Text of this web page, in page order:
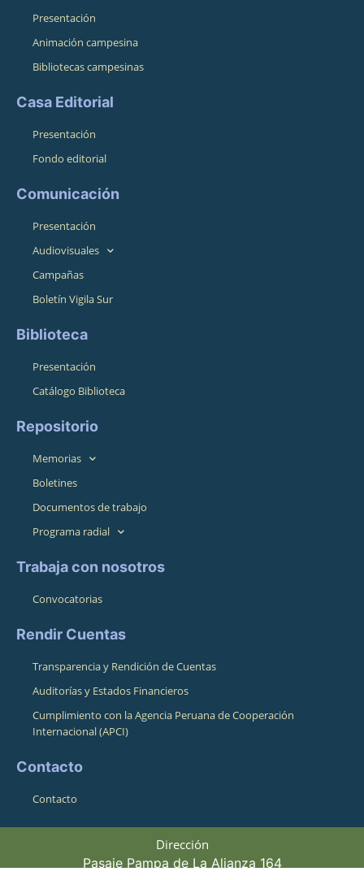
Presentación
Animación campesina
Bibliotecas campesinas
Casa Editorial
Presentación
Fondo editorial
Comunicación
Presentación
Audiovisuales
Campañas
Boletín Vigila Sur
Biblioteca
Presentación
Catálogo Biblioteca
Repositorio
Memorias
Boletines
Documentos de trabajo
Programa radial
Trabaja con nosotros
Convocatorias
Rendir Cuentas
Transparencia y Rendición de Cuentas
Auditorías y Estados Financieros
Cumplimiento con la Agencia Peruana de Cooperación
Internacional (APCI)
Contacto
Contacto
Dirección
Pasaje Pampa de La Alianza 164